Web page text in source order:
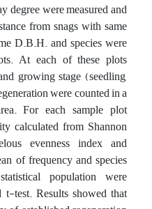
degree were measured and
from snags with same
D.B.H. and species were
At each of these plots
growing stage (seedling,
were counted in a
For each sample plot
calculated from Shannon
evenness index and
of frequency and species
population were
test. Results showed that